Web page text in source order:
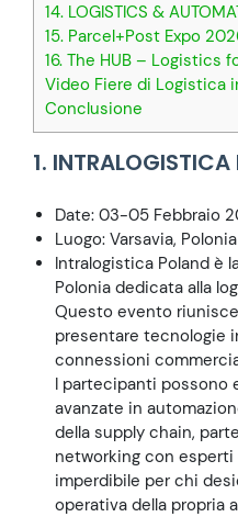
14. LOGISTICS &
15. Parcel+Post Expo
16. The HUB – Logistics
Video Fiere di Logistica
Conclusione
1.
Date: 03-05 Febbraio
Luogo: Varsavia, Polonia
Intralogistica Poland è
Polonia dedicata alla
Questo evento
presentare tecnologie
connessioni
I partecipanti possono
avanzate in
della supply chain,
networking con
imperdibile per chi
operativa della propria